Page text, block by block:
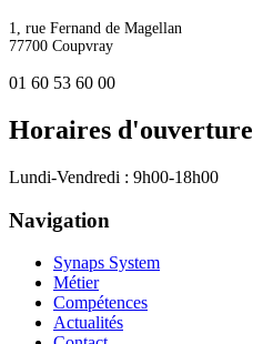
1, rue Fernand de Magellan
77700 Coupvray
01 60 53 60 00
Horaires d'ouverture
Lundi-Vendredi : 9h00-18h00
Navigation
Synaps System
Métier
Compétences
Actualités